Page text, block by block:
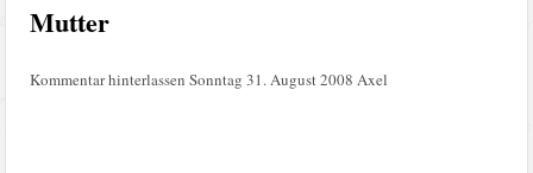
Mutter
Kommentar hinterlassen Sonntag 31. August 2008 Axel